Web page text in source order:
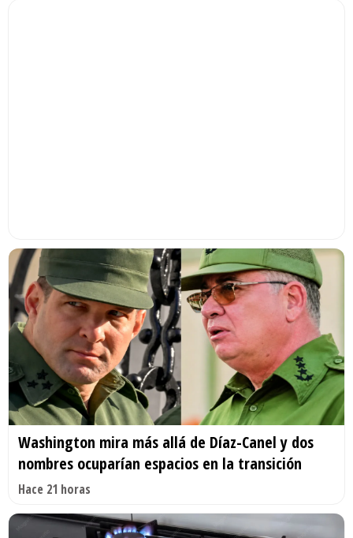
Washington mira más allá de Díaz-Canel y dos
nombres ocuparían espacios en la transición
Hace 21 horas